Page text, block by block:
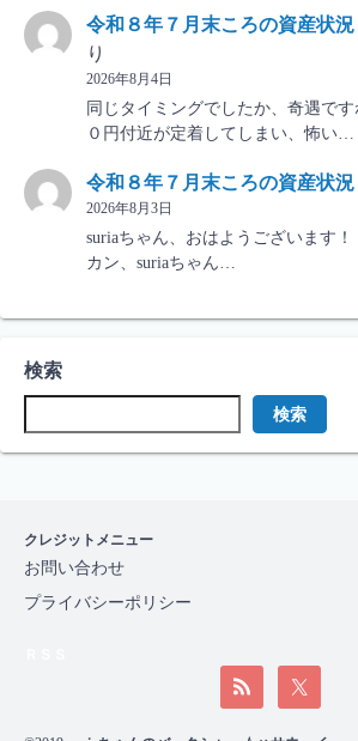
令和８年７月末ころの資産状況
り
2026年8月4日
同じタイミングでしたか、奇遇で
０円付近が定着してしまい、怖い…
令和８年７月末ころの資産状況
2026年8月3日
suriaちゃん、おはようございます
カン、suriaちゃん…
検索
検索
クレジットメニュー
お問い合わせ
プライバシーポリシー